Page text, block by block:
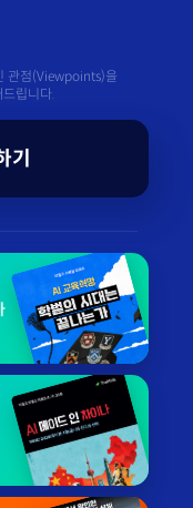
관점(Viewpoints)을
립니다.
기